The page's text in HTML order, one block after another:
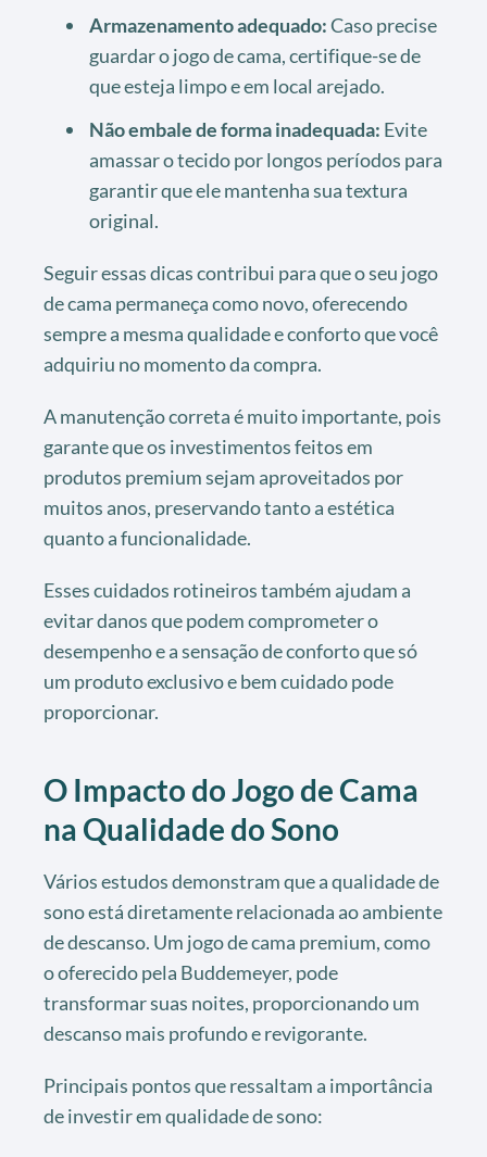
Armazenamento adequado:Caso precise
guardar o jogo de cama, certifique-se de
que esteja limpo e em local arejado.
Não embale de forma inadequada: Evite
amassar o tecido por longos períodos para
garantir que ele mantenha sua textura
original.
Seguir essas dicas contribui para que o seu jogo
de cama permaneça como novo, oferecendo
sempre a mesma qualidade e conforto que você
adquiriu no momento da compra.
A manutenção correta é muito importante, pois
garante que os investimentos feitos em
produtos premium sejam aproveitados por
muitos anos, preservando tanto a estética
quanto a funcionalidade.
Esses cuidados rotineiros também ajudam a
evitar danos que podem comprometer o
desempenho e a sensação de conforto que só
um produto exclusivo e bem cuidado pode
proporcionar.
O Impacto do Jogo de Cama
na Qualidade do Sono
Vários estudos demonstram que a qualidade de
sono está diretamente relacionada ao ambiente
de descanso. Um jogo de cama premium, como
o oferecido pela Buddemeyer, pode
transformar suas noites, proporcionando um
descanso mais profundo e revigorante.
Principais pontos que ressaltam a importância
de investir em qualidade de sono: